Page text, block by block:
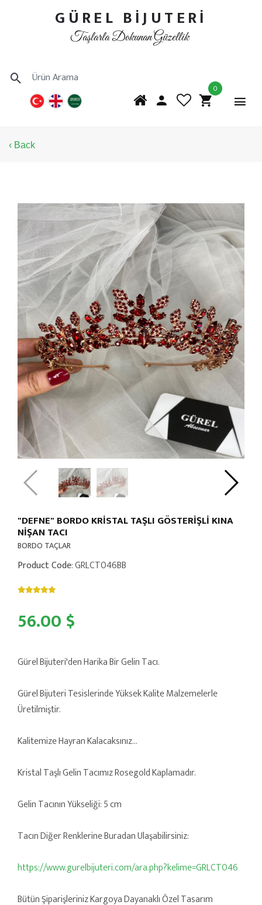
GÜREL BİJUTERİ
Taşlarla Dokunan Güzellik
0
‹ Back
"DEFNE" BORDO KRİSTAL TAŞLI GÖSTERİŞLİ KINA
NİŞAN TACI
BORDO TAÇLAR
Product Code: GRLCT046BB
56.00 $
Gürel Bijuteri'den Harika Bir Gelin Tacı.
Gürel Bijuteri Tesislerinde Yüksek Kalite Malzemelerle
Üretilmiştir.
Kalitemize Hayran Kalacaksınız...
Kristal Taşlı Gelin Tacımız Rosegold Kaplamadır.
Gelin Tacının Yükseliği: 5 cm
Tacın Diğer Renklerine Buradan Ulaşabilirsiniz:
https://www.gurelbijuteri.com/ara.php?kelime=GRLCT046
Bütün Şiparişleriniz Kargoya Dayanaklı Özel Tasarım